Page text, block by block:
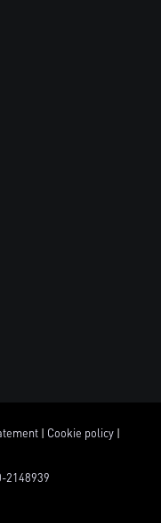
| Cookie policy |
2148939